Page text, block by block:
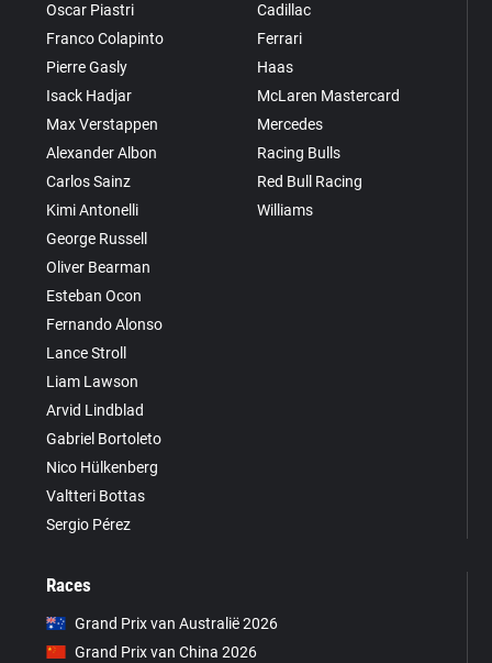
Oscar Piastri
Franco Colapinto
Pierre Gasly
Isack Hadjar
Max Verstappen
Alexander Albon
Carlos Sainz
Kimi Antonelli
George Russell
Oliver Bearman
Esteban Ocon
Fernando Alonso
Lance Stroll
Liam Lawson
Arvid Lindblad
Gabriel Bortoleto
Nico Hülkenberg
Valtteri Bottas
Sergio Pérez
Cadillac
Ferrari
Haas
McLaren Mastercard
Mercedes
Racing Bulls
Red Bull Racing
Williams
Races
Grand Prix van Australië 2026
Grand Prix van China 2026